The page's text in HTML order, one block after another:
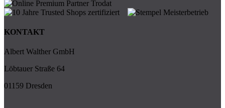
KONTAKT
Albert Walther GmbH
Löbtauer Straße 64
01159 Dresden